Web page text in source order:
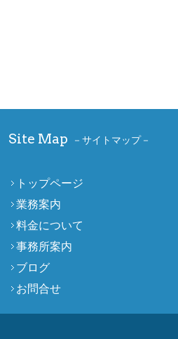
Site Map サイトマップ
トップページ
業務案内
料金について
事務所案内
ブログ
お問合せ